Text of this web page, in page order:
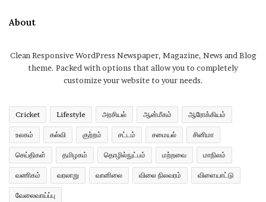
About
Clean Responsive WordPress Newspaper, Magazine, News and Blog
theme. Packed with options that allow you to completely
customize your website to your needs.
Cricket Lifestyle அரசியல் ஆன்மீகம் ஆரோக்கியம்
உலகம் கல்வி குற்றம் சட்டம் சமையல் சினிமா
செய்திகள் தமிழகம் தொழில்நுட்பம் மற்றவை மாநிலம்
வணிகம் வரலாறு வானிலை விலை நிலவரம் விளையாட்டு
வேலைவாய்ப்பு